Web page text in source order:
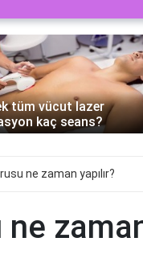
tüm vücut lazer
kaç seansta
ne zaman yapılır?